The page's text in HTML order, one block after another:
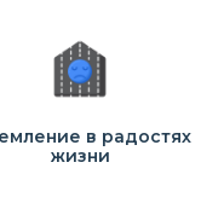
в радостях
жизни